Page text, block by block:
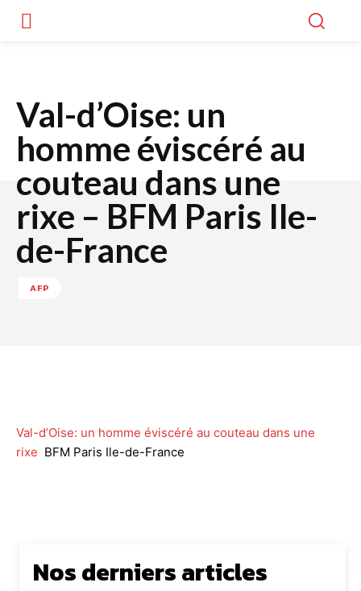
Val-d’Oise: un
homme éviscéré au
couteau dans une
rixe – BFM Paris Ile-
de-France
AFP
Val-d’Oise: un homme éviscéré au couteau dans une
rixe BFM Paris Ile-de-France
Nos derniers articles